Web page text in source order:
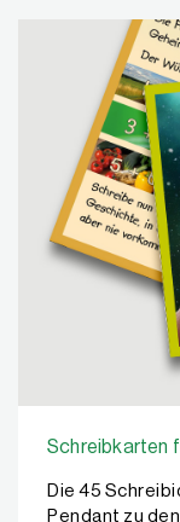
Schreibkarten
Die 45
Pendant zu